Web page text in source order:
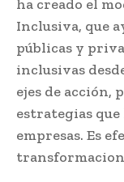
ha creado el
Inclusiva, que
públicas y
inclusivas
ejes de acción,
estrategias
empresas. Es